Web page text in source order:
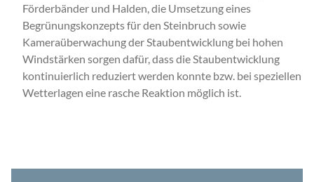
Förderbänder und Halden, die Umsetzung eines
Begrünungskonzepts für den Steinbruch sowie
Kameraüberwachung der Staubentwicklung bei hohen
Windstärken sorgen dafür, dass die Staubentwicklung
kontinuierlich reduziert werden konnte bzw. bei speziellen
Wetterlagen eine rasche Reaktion möglich ist.